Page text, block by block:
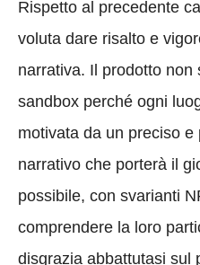
Rispetto al precedente
voluta dare risalto e
narrativa. Il prodotto non
sandbox perché ogni
motivata da un preciso
narrativo che porterà il
possibile, con svarianti
comprendere la loro
disgrazia abbattutasi sul